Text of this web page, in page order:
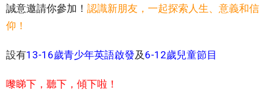
誠意邀請你參加！ 認識新朋友，一起探索人生、意義和信
仰！
設有13-16歲青少年英語啟發及 6-12歲兒童節目
嚟睇下，聽下，傾下啦！